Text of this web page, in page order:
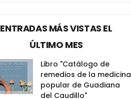
ENTRADAS MÁS VISTAS EL
ÚLTIMO MES
Libro "Catálogo de
remedios de la medicina
popular de Guadiana
del Caudillo"